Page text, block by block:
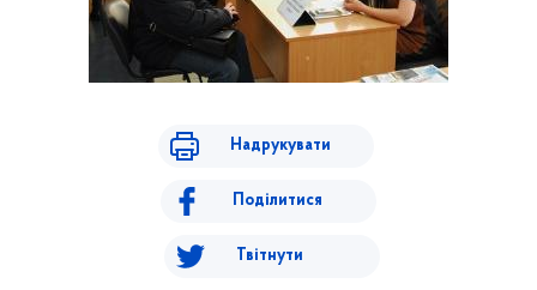
Надрукувати
Поділитися
Твітнути